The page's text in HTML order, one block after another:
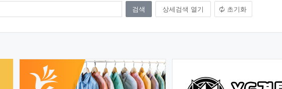
상세검색 열기 초기화